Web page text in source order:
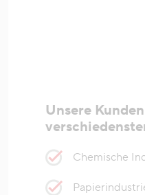
Unsere
Chemische